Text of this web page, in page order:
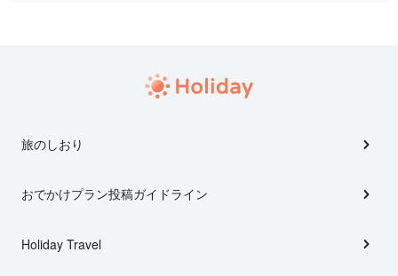
旅のしおり
おでかけプラン投稿ガイドライン
Holiday Travel